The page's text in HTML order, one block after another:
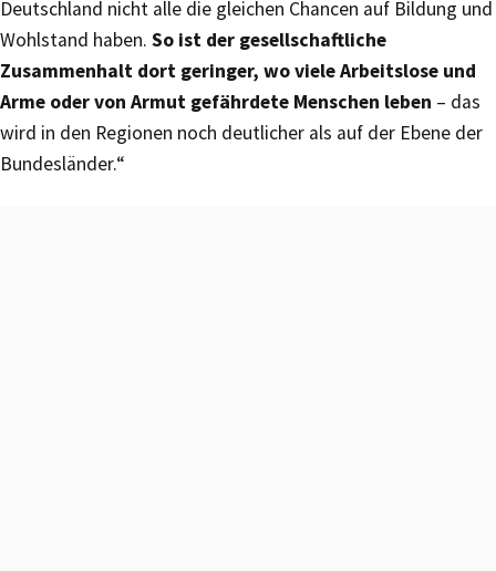
Deutschland nicht alle die gleichen Chancen auf Bildung und
Wohlstand haben. So ist der gesellschaftliche
Zusammenhalt dort geringer, wo viele Arbeitslose und
Arme oder von Armut gefährdete Menschen leben – das
wird in den Regionen noch deutlicher als auf der Ebene der
Bundesländer.“